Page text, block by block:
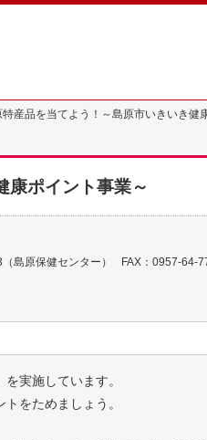
産品を当てよう！～島原市いきいき健
康ポイント事業～
島原保健センター） FAX：0957-64-
実施しています。
をためましょう。